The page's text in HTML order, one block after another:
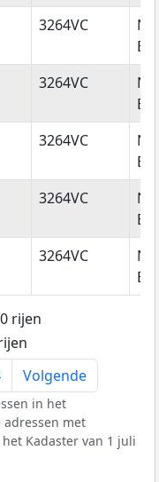
3264VC
3264VC
3264VC
3264VC
3264VC
rijen
Volgende
in het
adressen met
Kadaster van 1 juli